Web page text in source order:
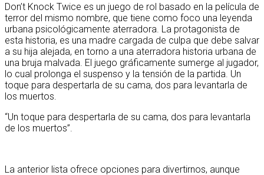
Don’t Knock Twice es un juego de rol basado en la película de
terror del mismo nombre, que tiene como foco una leyenda
urbana psicológicamente aterradora. La protagonista de
esta historia, es una madre cargada de culpa que debe salvar
a su hija alejada, en torno a una aterradora historia urbana de
una bruja malvada. El juego gráficamente sumerge al jugador,
lo cual prolonga el suspenso y la tensión de la partida. Un
toque para despertarla de su cama, dos para levantarla de
los muertos.
“Un toque para despertarla de su cama, dos para levantarla
de los muertos”.
La anterior lista ofrece opciones para divertirnos, aunque